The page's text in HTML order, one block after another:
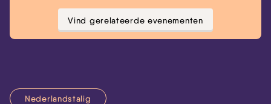
Vind gerelateerde evenementen
Nederlandstalig